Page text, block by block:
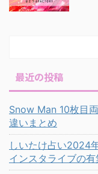
最近の投稿
Snow Man 10枚目
違いまとめ
しいたけ占い2024
インスタライブの有